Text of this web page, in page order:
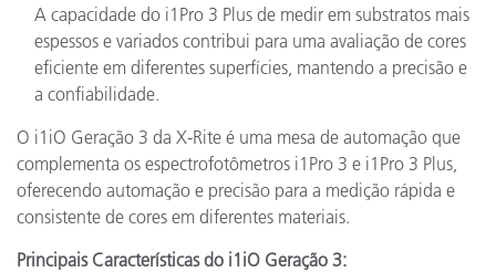
A capacidade do i1Pro 3 Plus de medir em substratos mais
espessos e variados contribui para uma avaliação de cores
eficiente em diferentes superfícies, mantendo a precisão e
a confiabilidade.
O i1iO Geração 3 da X-Rite é uma mesa de automação que
complementa os espectrofotômetros i1Pro 3 e i1Pro 3 Plus,
oferecendo automação e precisão para a medição rápida e
consistente de cores em diferentes materiais.
Principais Características do i1iO Geração 3: